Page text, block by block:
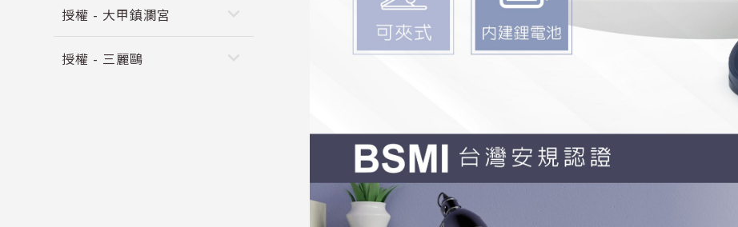
授權 - 大甲鎮瀾宮 keyboard_arrow_down
授權 - 三麗鷗 keyboard_arrow_down